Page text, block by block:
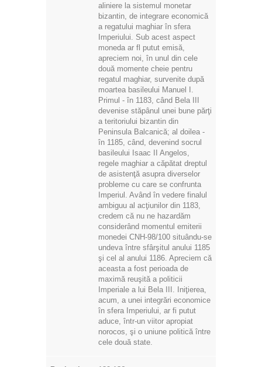
aliniere la sistemul monetar
bizantin, de integrare economică
a regatului maghiar în sfera
Imperiului. Sub acest aspect
moneda ar fl putut emisă,
apreciem noi, în unul din cele
două momente cheie pentru
regatul maghiar, survenite după
moartea basileului Manuel I.
Primul - în 1183, când Bela III
devenise stăpânul unei bune părţi
a teritoriului bizantin din
Peninsula Balcanică; al doilea -
în 1185, când, devenind socrul
basileului Isaac II Angelos,
regele maghiar a căpătat dreptul
de asistenţă asupra diverselor
probleme cu care se confrunta
Imperiul. Având în vedere finalul
ambiguu al acţiunilor din 1183,
credem că nu ne hazardăm
considerând momentul emiterii
monedei CNH-98/100 situându-se
undeva între sfârşitul anului 1185
şi cel al anului 1186. Apreciem că
aceasta a fost perioada de
maximă reuşită a politicii
Imperiale a lui Bela III. Iniţierea,
acum, a unei integrări economice
în sfera Imperiului, ar fi putut
aduce, într-un viitor apropiat
norocos, şi o uniune politică între
cele două state.